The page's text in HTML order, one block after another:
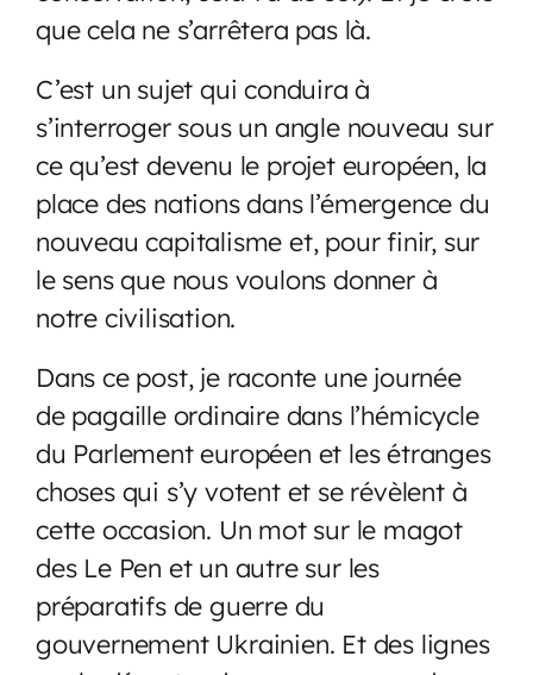
que cela ne s’arrêtera pas là.
C’est un sujet qui conduira à
s’interroger sous un angle nouveau sur
ce qu’est devenu le projet européen, la
place des nations dans l’émergence du
nouveau capitalisme et, pour finir, sur
le sens que nous voulons donner à
notre civilisation.
Dans ce post, je raconte une journée
de pagaille ordinaire dans l’hémicycle
du Parlement européen et les étranges
choses qui s’y votent et se révèlent à
cette occasion. Un mot sur le magot
des Le Pen et un autre sur les
préparatifs de guerre du
gouvernement Ukrainien. Et des lignes